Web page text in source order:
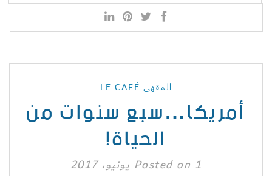
المقهى LE CAFÉ
أمريكا…سبع سنوات من
الحياة!
Posted on 1 يونيو، 2017